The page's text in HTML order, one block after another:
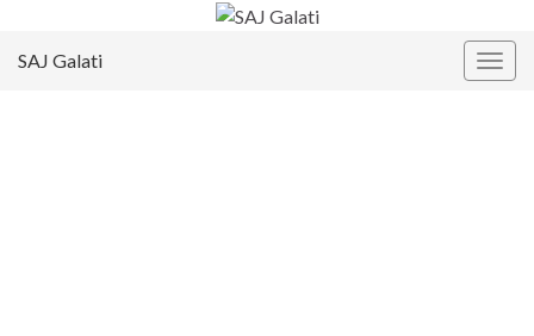
SAJ Galati